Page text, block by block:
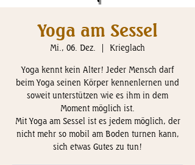
Yoga am Sessel
Mi., 06. Dez.
  |
Krieglach
Yoga kennt kein Alter! Jeder Mensch darf
beim Yoga seinen Körper kennenlernen und
soweit unterstützen wie es ihm in dem
Moment möglich ist.
Mit Yoga am Sessel ist es jedem möglich, der
nicht mehr so mobil am Boden turnen kann,
sich etwas Gutes zu tun!